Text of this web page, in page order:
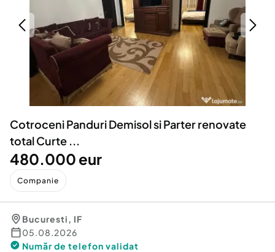
Servicii
Animale de companie
Afaceri și echipamente profesionale
Inchiriere Bunuri si Vehicule
Utilaje agricole si industriale
Piese auto si accesorii
Dacia Duster
Cotroceni Panduri Demisol si Parter renovate
total Curte ...
480.000 eur
Companie
Bucuresti, IF
05.08.2026
Număr de telefon validat